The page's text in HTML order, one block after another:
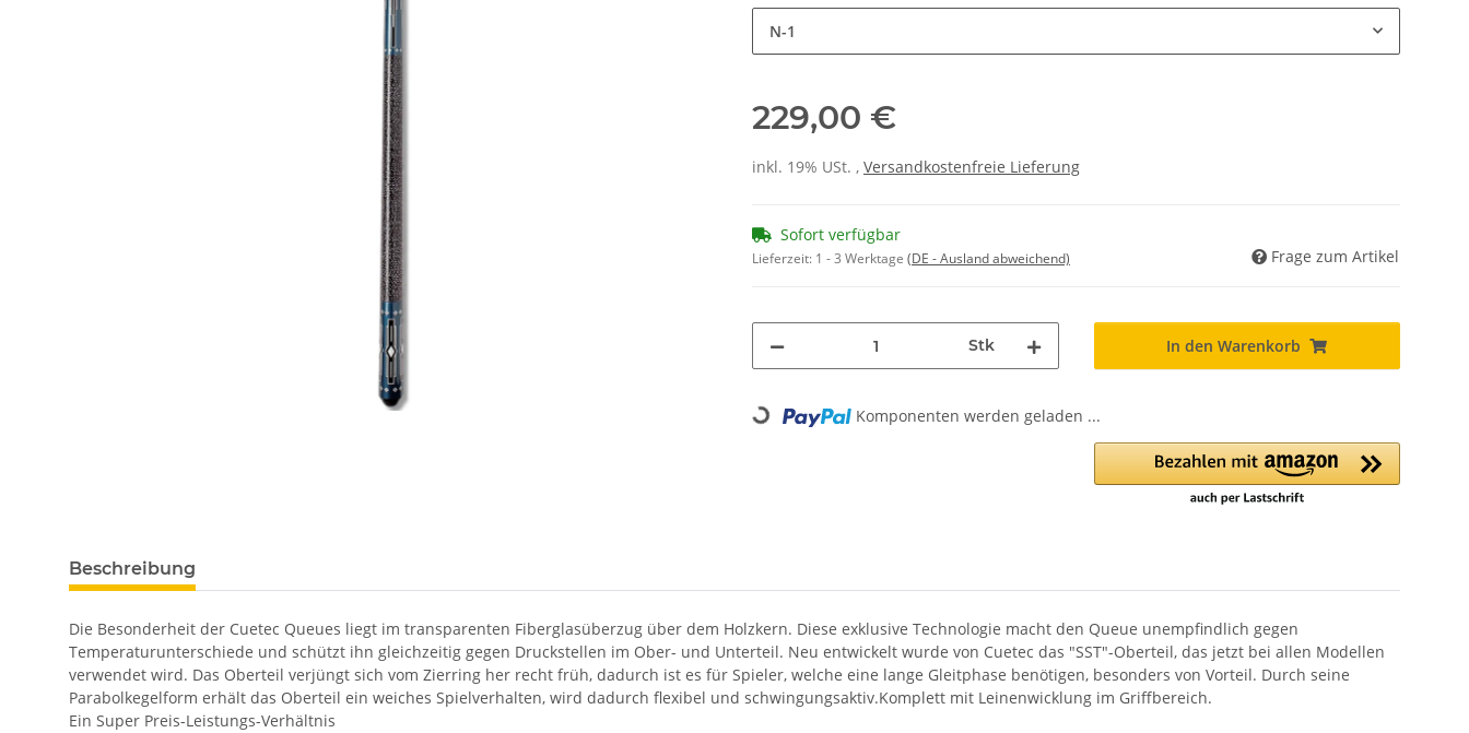
N-1
229,00 €
inkl. 19% USt. , Versandkostenfreie Lieferung
Sofort verfügbar
Lieferzeit: 1 - 3 Werktage (DE - Ausland abweichend) Frage zum Artikel
Stk In den Warenkorb
Loading... Komponenten werden geladen ...
Beschreibung
Die Besonderheit der Cuetec Queues liegt im transparenten Fiberglasüberzug über dem Holzkern. Diese exklusive Technologie macht den Queue unempfindlich gegen
Temperaturunterschiede und schützt ihn gleichzeitig gegen Druckstellen im Ober- und Unterteil. Neu entwickelt wurde von Cuetec das "SST"-Oberteil, das jetzt bei allen Modellen
verwendet wird. Das Oberteil verjüngt sich vom Zierring her recht früh, dadurch ist es für Spieler, welche eine lange Gleitphase benötigen, besonders von Vorteil. Durch seine
Parabolkegelform erhält das Oberteil ein weiches Spielverhalten, wird dadurch flexibel und schwingungsaktiv.Komplett mit Leinenwicklung im Griffbereich.
Ein Super Preis-Leistungs-Verhältnis